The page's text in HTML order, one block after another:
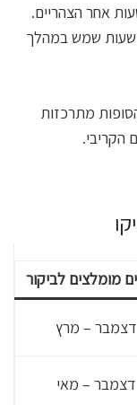
אחר הצהריים.
שעות שמש במהלך
מתרכזות
הקריבי.
מומלצים לביקור
דצמבר – מרץ
דצמבר – מאי